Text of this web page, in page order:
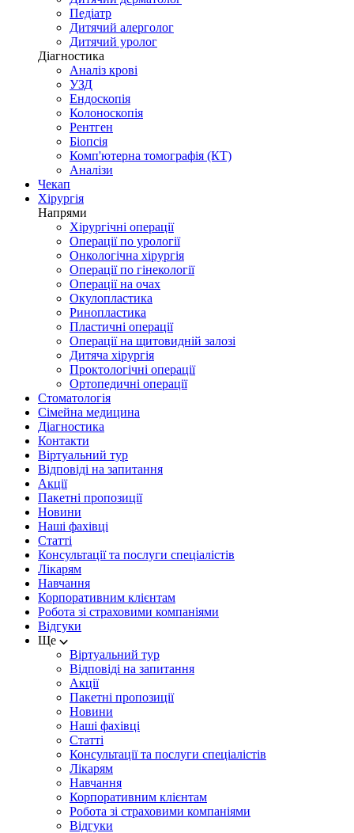
Педіатр
Дитячий алерголог
Дитячий уролог
Діагностика
Аналіз крові
УЗД
Ендоскопія
Колоноскопія
Рентген
Біопсія
Комп'ютерна томографія (КТ)
Аналізи
Чекап
Хірургія
Напрями
Хірургічні операції
Операції по урології
Онкологічна хірургія
Операції по гінекології
Операції на очах
Окулопластика
Ринопластика
Пластичні операції
Операції на щитовидній залозі
Дитяча хірургія
Проктологічні операції
Ортопедичні операції
Стоматологія
Сімейна медицина
Діагностика
Контакти
Віртуальний тур
Відповіді на запитання
Акції
Пакетні пропозиції
Новини
Наші фахівці
Статті
Консультації та послуги спеціалістів
Лікарям
Навчання
Корпоративним клієнтам
Робота зі страховими компаніями
Відгуки
Ще
Віртуальний тур
Відповіді на запитання
Акції
Пакетні пропозиції
Новини
Наші фахівці
Статті
Консультації та послуги спеціалістів
Лікарям
Навчання
Корпоративним клієнтам
Робота зі страховими компаніями
Відгуки